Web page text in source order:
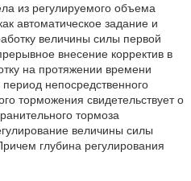
из регулируемого объема
автоматическое задание и
величины силы первой
внесение корректив в
на протяжении времени
непосредственного
торможения свидетельствует о
тормоза
величины силы
глубина регулирования